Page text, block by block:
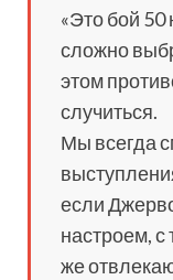
«Это бой 50
сложно
этом
случиться.
Мы всегда
если
настроем, с
же